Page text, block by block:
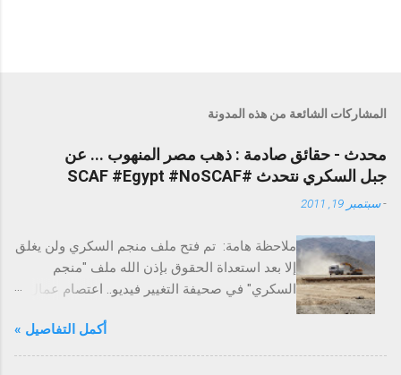
المشاركات الشائعة من هذه المدونة
محدث - حقائق صادمة : ذهب مصر المنهوب ... عن
جبل السكري نتحدث #SCAF #Egypt #NoSCAF
-سبتمبر 19, 2011
ملاحظة هامة: تم فتح ملف منجم السكري ولن يغلق
إلا بعد استعداة الحقوق بإذن الله ملف "منجم
السكري" في صحيفة التغيير فيديو.. اعتصام عمال
السكري لاستخراج الذهب - ملف حقوق العمال
التغيير تكشف علاقة عدلي فايد بذهب مصر
أكمل التفاصيل »